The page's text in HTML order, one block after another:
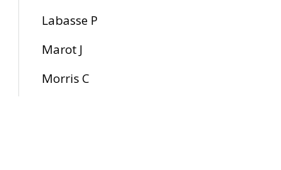
Labasse P
Marot J
Morris C